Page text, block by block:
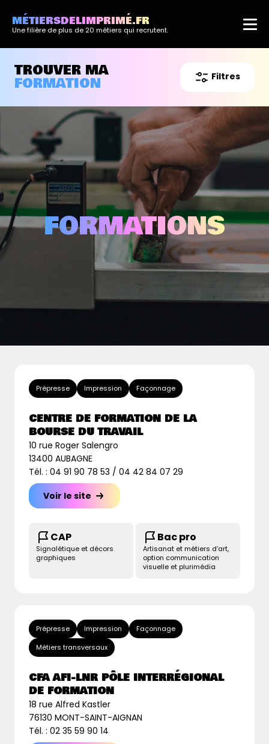
MÉTIERSDELIMPRIMÉ.FR
Une filière de plus de 20 métiers qui recrutent.
TROUVER MA
FORMATION Filtres
FORMATIONS
Prépresse Impression Façonnage
CENTRE DE FORMATION DE LA
BOURSE DU TRAVAIL
10 rue Roger Salengro
13400 AUBAGNE
Tél. : 04 91 90 78 53 / 04 42 84 07 29
Voir le site
CAP
Signalétique et décors
graphiques
Bac pro
Artisanat et métiers d’art,
option communication
visuelle et plurimédia
Prépresse Impression
Façonnage
Métiers transversaux
CFA AFI-LNR PÔLE INTERRÉGIONAL
DE FORMATION
18 rue Alfred Kastler
76130 MONT-SAINT-AIGNAN
Tél. : 02 35 59 90 14